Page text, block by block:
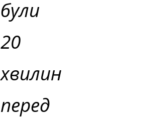
були
20
хвилин
перед